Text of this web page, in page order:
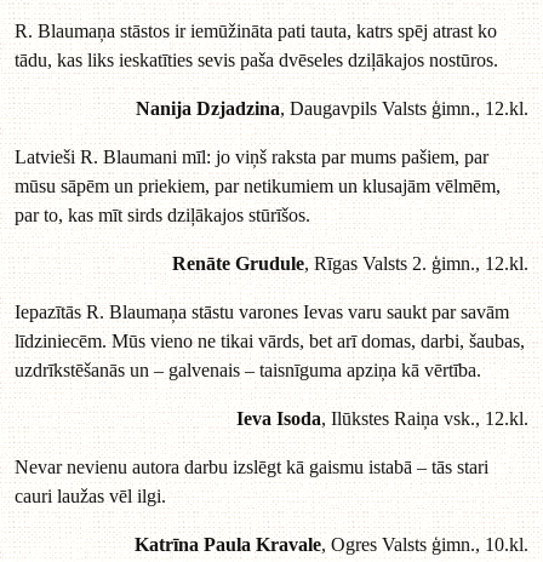
R. Blaumaņa stāstos ir iemūžināta pati tauta, katrs spēj atrast ko
tādu, kas liks ieskatīties sevis paša dvēseles dziļākajos nostūros.
Nanija Dzjadzina, Daugavpils Valsts ģimn., 12.kl.
Latvieši R. Blaumani mīl: jo viņš raksta par mums pašiem, par
mūsu sāpēm un priekiem, par netikumiem un klusajām vēlmēm,
par to, kas mīt sirds dziļākajos stūrīšos.
Renāte Grudule, Rīgas Valsts 2. ģimn., 12.kl.
Iepazītās R. Blaumaņa stāstu varones Ievas varu saukt par savām
līdziniecēm. Mūs vieno ne tikai vārds, bet arī domas, darbi, šaubas,
uzdrīkstēšanās un – galvenais – taisnīguma apziņa kā vērtība.
Ieva Isoda, Ilūkstes Raiņa vsk., 12.kl.
Nevar nevienu autora darbu izslēgt kā gaismu istabā – tās stari
cauri laužas vēl ilgi.
Katrīna Paula Kravale, Ogres Valsts ģimn., 10.kl.